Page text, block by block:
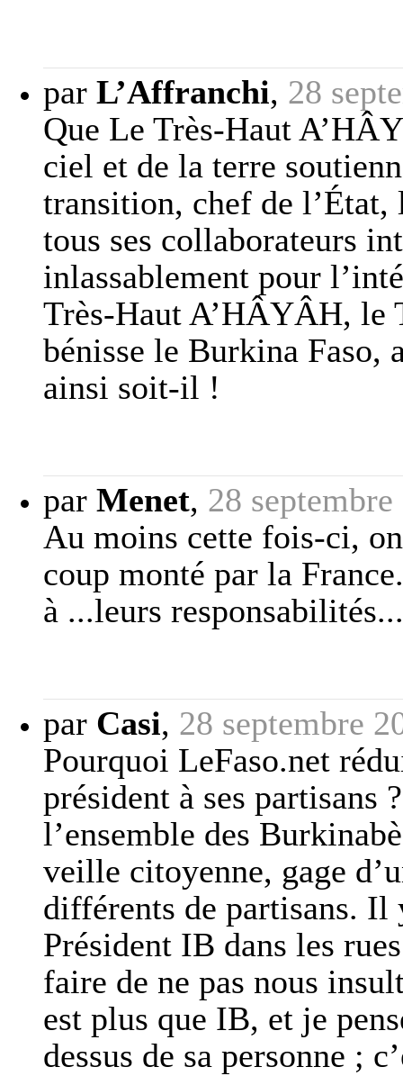
par L’Affranchi, 28
Que Le Très-Haut
ciel et de la terre
transition, chef de
tous ses collaborateurs
inlassablement pour
Très-Haut A’HÂYÂH, le
bénisse le Burkina Faso,
ainsi soit-il !
par Menet, 28
Au moins cette fois-ci,
coup monté par la
à ...leurs
par Casi, 28 septembre
Pourquoi LeFaso.net
président à ses partisans
l’ensemble des
veille citoyenne, gage
différents de partisans. Il
Président IB dans les
faire de ne pas nous
est plus que IB, et je
dessus de sa personne ;